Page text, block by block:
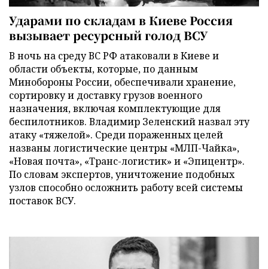
Ударами по складам в Киеве Россия
вызывает ресурсный голод ВСУ
В ночь на среду ВС РФ атаковали в Киеве и
области объекты, которые, по данным
Минобороны России, обеспечивали хранение,
сортировку и доставку грузов военного
назначения, включая комплектующие для
беспилотников. Владимир Зеленский назвал эту
атаку «тяжелой». Среди пораженных целей
названы логистические центры «МЛП-Чайка»,
«Новая почта», «Транс-логистик» и «Эпицентр».
По словам экспертов, уничтожение подобных
узлов способно осложнить работу всей системы
поставок ВСУ.